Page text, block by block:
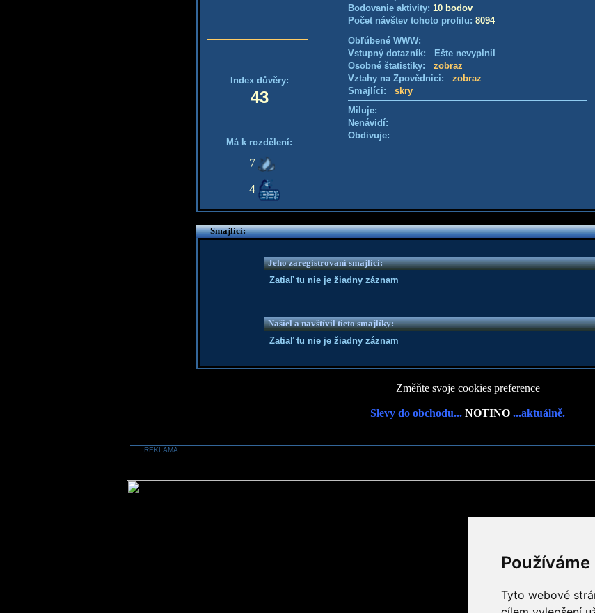
Tyto webové
Index důvěry:
43
Má k rozdělení:
7
4
Bodovanie aktivity: 10 bodov
Počet návštev tohoto profilu: 8094
Obľúbené WWW:
Vstupný dotazník: Ešte nevyplnil
Osobné štatistiky: zobraz
Vztahy na Zpovědnici: zobraz
Smajlíci: skry
Miluje:
Nenávidí:
Obdivuje:
Smajlíci:
Jeho zaregistrovaní smajlíci:
Zatiaľ tu nie je žiadny záznam
Našiel a navštívil tieto smajlíky:
Zatiaľ tu nie je žiadny záznam
Změňte svoje cookies preference
Slevy do obchodu... NOTINO ...aktuálně.
REKLAMA